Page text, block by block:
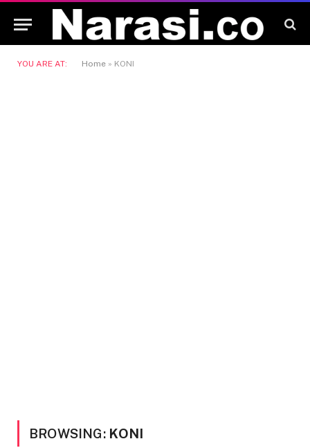
YOU ARE AT: Home » KONI
BROWSING: KONI